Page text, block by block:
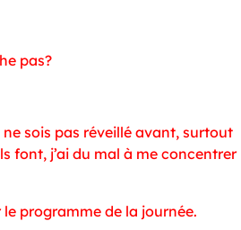
pas?
sois pas réveillé avant, surtout
font, j’ai du mal à me concentrer
programme de la journée.